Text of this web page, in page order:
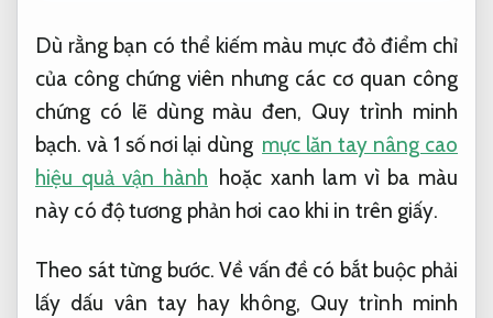
Dù rằng bạn có thể kiếm màu mực đỏ điểm chỉ
của công chứng viên nhưng các cơ quan công
chứng có lẽ dùng màu đen, Quy trình minh
bạch. và 1 số nơi lại dùng mực lăn tay nâng cao
hiệu quả vận hành hoặc xanh lam vì ba màu
này có độ tương phản hơi cao khi in trên giấy.
Theo sát từng bước. Về vấn đề có bắt buộc phải
lấy dấu vân tay hay không, Quy trình minh